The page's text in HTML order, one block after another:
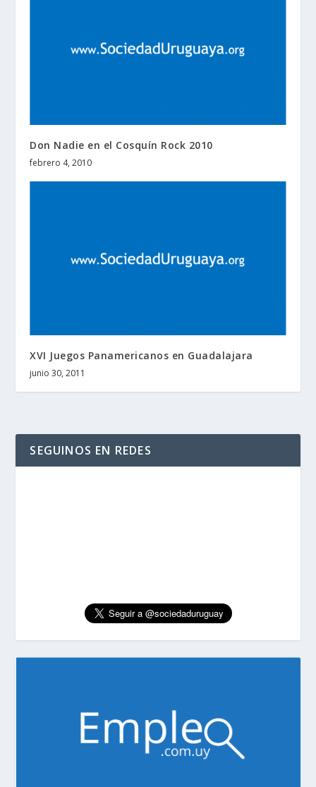
Don Nadie en el Cosquín Rock 2010
febrero 4, 2010
XVI Juegos Panamericanos en Guadalajara
junio 30, 2011
SEGUINOS EN REDES